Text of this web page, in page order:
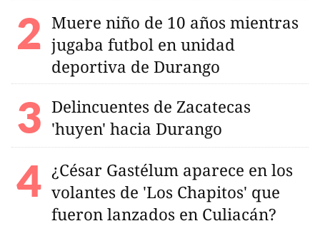
Muere niño de 10 años mientras
jugaba futbol en unidad
deportiva de Durango
Delincuentes de Zacatecas
'huyen' hacia Durango
¿César Gastélum aparece en los
volantes de 'Los Chapitos' que
fueron lanzados en Culiacán?